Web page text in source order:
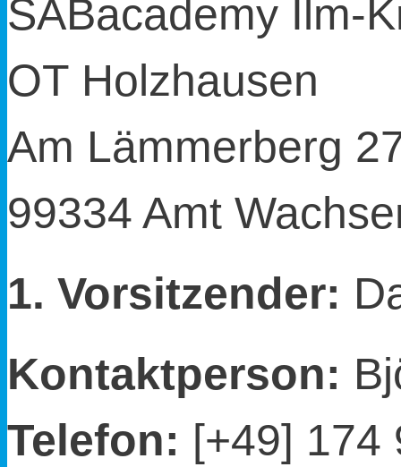
SABacademy Ilm-
OT Holzhausen
Am Lämmerberg
99334 Amt
1. Vorsitzender:
Kontaktperson:
Telefon: [+49] 174